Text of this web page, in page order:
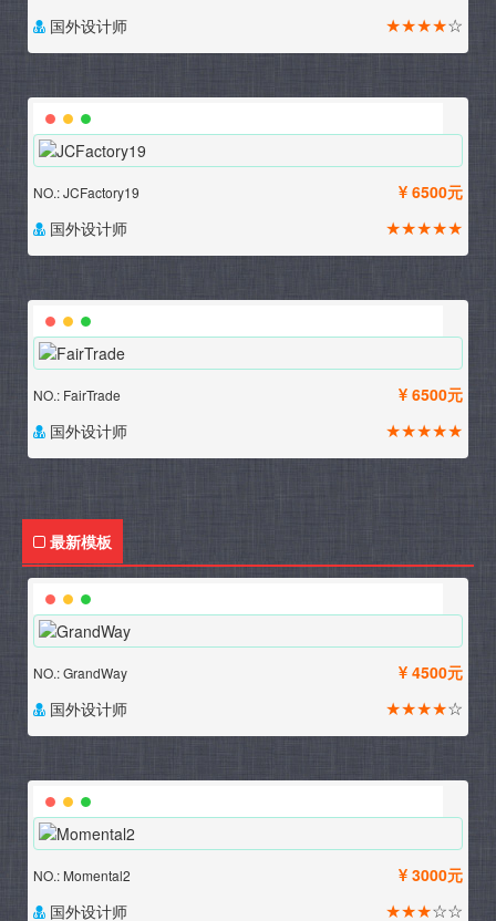
★★★★☆
国外设计师
6500元
NO.: JCFactory19
★★★★★
国外设计师
6500元
NO.: FairTrade
★★★★★
国外设计师
最新模板
4500元
NO.: GrandWay
★★★★☆
国外设计师
3000元
NO.: Momental2
★★★☆☆
国外设计师